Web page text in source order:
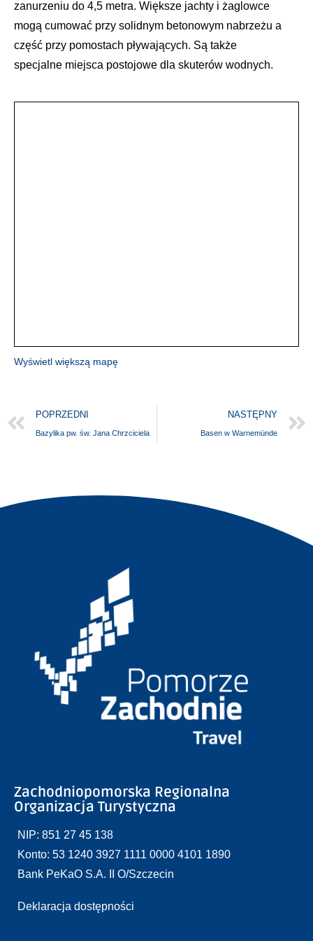
zanurzeniu do 4,5 metra. Większe jachty i żaglowce
mogą cumować przy solidnym betonowym nabrzeżu a
część przy pomostach pływających. Są także
specjalne miejsca postojowe dla skuterów wodnych.
Wyświetl większą mapę
POPRZEDNI
Bazylika pw. św. Jana Chrzciciela
NASTĘPNY
Basen w Warnemünde
Zachodniopomorska Regionalna
Organizacja Turystyczna
NIP: 851 27 45 138
Konto: 53 1240 3927 1111 0000 4101 1890
Bank PeKaO S.A. II O/Szczecin
Deklaracja dostępności